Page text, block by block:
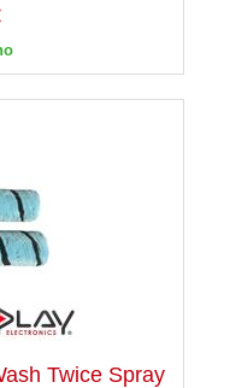
Twice Spray